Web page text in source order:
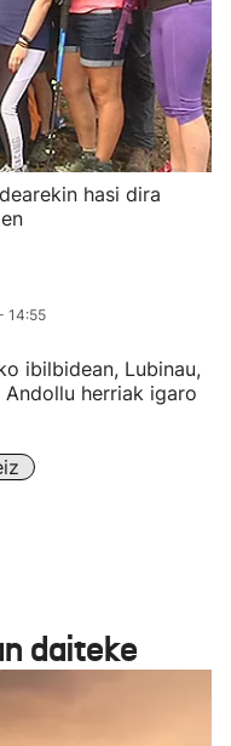
hasi dira
14:55
ibilbidean, Lubinau,
herriak igaro
daiteke